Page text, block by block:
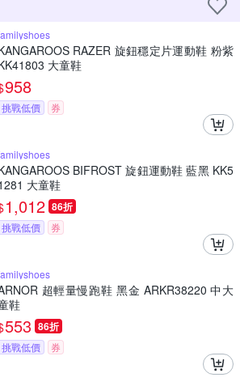
RAZER 旋鈕穩定片運動鞋 粉紫
大童鞋
958
挑戰低價 券
BIFROST 旋鈕運動鞋 藍黑 KK5
大童鞋
1,012 86折
挑戰低價 券
超輕量慢跑鞋 黑金 ARKR38220 中大
鞋
553 86折
挑戰低價 券